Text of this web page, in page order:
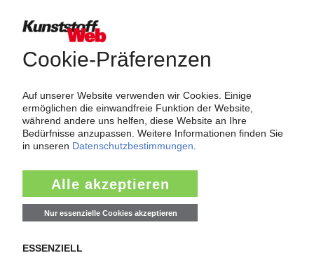
kunststoffpreise
insolvenzen
trinseo
tdi
pet-preise polycarbonat covestro
abs
rezyklat
polyurethan dow pe-hd
bolta-werke
westlake
ineos
KI Polymerpreise